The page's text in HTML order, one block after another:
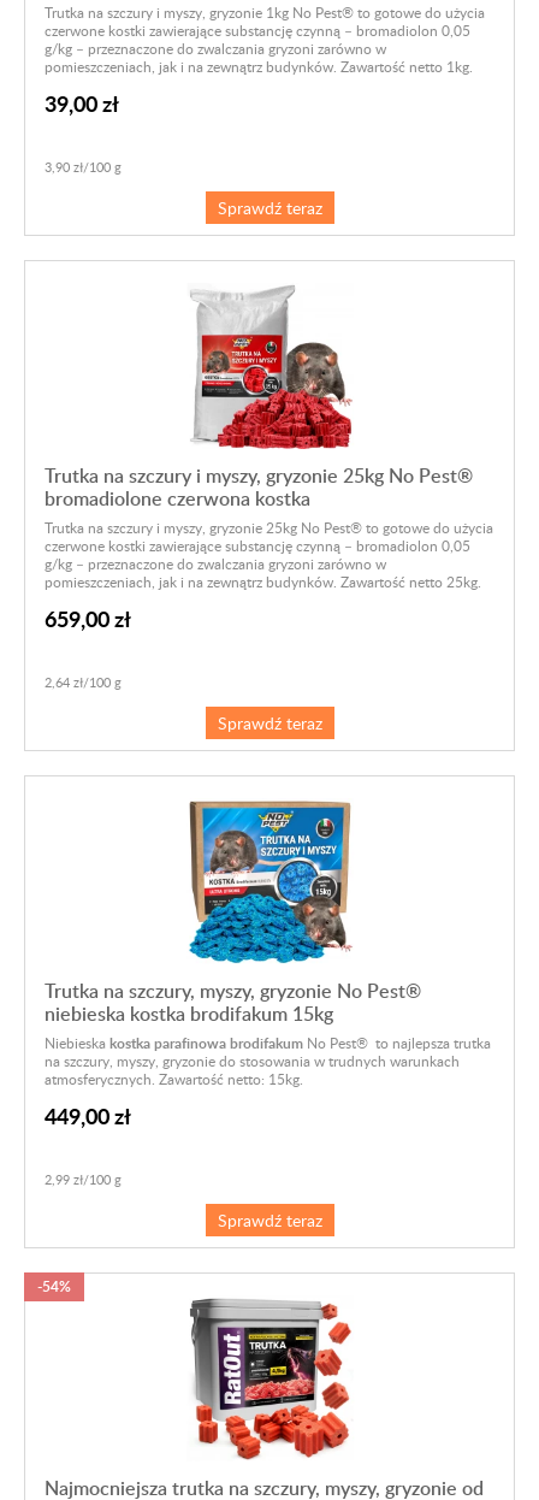
Trutka na szczury i myszy, gryzonie 1kg No Pest® to gotowe do użycia
czerwone kostki zawierające substancję czynną – bromadiolon 0,05
g/kg – przeznaczone do zwalczania gryzoni zarówno w
pomieszczeniach, jak i na zewnątrz budynków. Zawartość netto 1kg.
39,00 zł
3,90 zł/100 g
Sprawdź teraz
Trutka na szczury i myszy, gryzonie 25kg No Pest®
bromadiolone czerwona kostka
Trutka na szczury i myszy, gryzonie 25kg No Pest® to gotowe do użycia
czerwone kostki zawierające substancję czynną – bromadiolon 0,05
g/kg – przeznaczone do zwalczania gryzoni zarówno w
pomieszczeniach, jak i na zewnątrz budynków. Zawartość netto 25kg.
659,00 zł
2,64 zł/100 g
Sprawdź teraz
Trutka na szczury, myszy, gryzonie No Pest®
niebieska kostka brodifakum 15kg
Niebieska kostka parafinowa brodifakum No Pest® to najlepsza trutka
na szczury, myszy, gryzonie do stosowania w trudnych warunkach
atmosferycznych. Zawartość netto: 15kg.
449,00 zł
2,99 zł/100 g
Sprawdź teraz
Najmocniejsza trutka na szczury, myszy, gryzonie od
-54%